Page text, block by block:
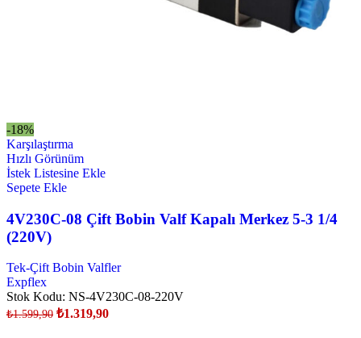
-18%
Karşılaştırma
Hızlı Görünüm
İstek Listesine Ekle
Sepete Ekle
4V230C-08 Çift Bobin Valf Kapalı Merkez 5-3 1/4
(220V)
Tek-Çift Bobin Valfler
Expflex
Stok Kodu: NS-4V230C-08-220V
₺1.599,90 ₺1.319,90